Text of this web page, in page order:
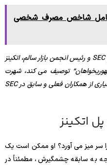
شاخص مصرف شخصی
تایلر گلاش، وکیل سابق SEC و رئیس انجمن بازار سالم، اتکینز
توصیف می کند، شهرت
نظارتی وال استریت که مورد استقبال بسیاری از همکاران فعلی و سابق در SEC
اتکینز
سر میز می آورد؟ او ممکن است یک
به سابقه چشمگیرش، مطمئناً در